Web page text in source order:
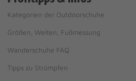
Kategorien der Outdoorschuhe
Größen, Weiten, Fußmessung
Wanderschuhe FAQ
Tipps zu Strümpfen